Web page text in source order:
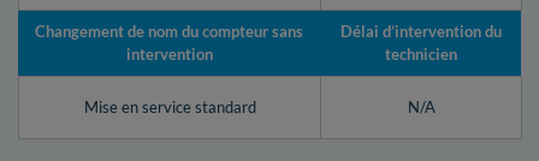
Changement de nom du compteur sans
intervention
Délai d’intervention du
technicien
Mise en service standard N/A